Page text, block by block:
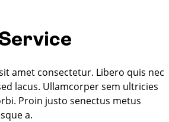
amet consectetur. Libero quis nec
lacus. Ullamcorper sem ultricies
Proin justo senectus metus
a.